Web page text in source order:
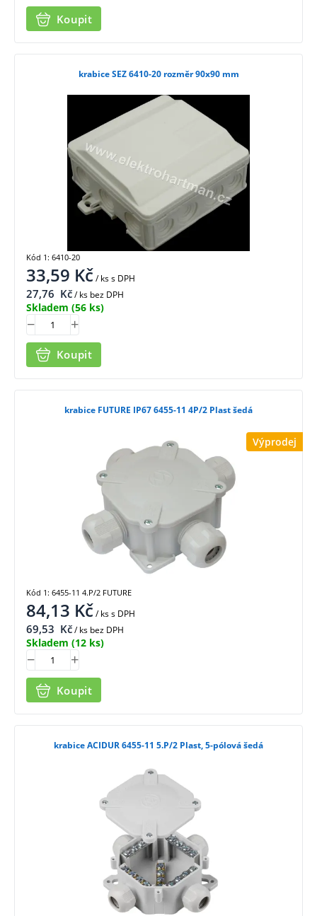
Koupit
krabice SEZ 6410-20 rozměr 90x90 mm
33,59 Kč/ kss DPH
27,76 Kč/ ks bez DPH
Skladem (56 ks)
Koupit
Kód 1: 6410-20
Výprodej
krabice FUTURE IP67 6455-11 4P/2 Plast šedá
84,13 Kč/ kss DPH
69,53 Kč/ ks bez DPH
Skladem (12 ks)
Koupit
Kód 1: 6455-11 4.P/2 FUTURE
krabice ACIDUR 6455-11 5.P/2 Plast, 5-pólová šedá